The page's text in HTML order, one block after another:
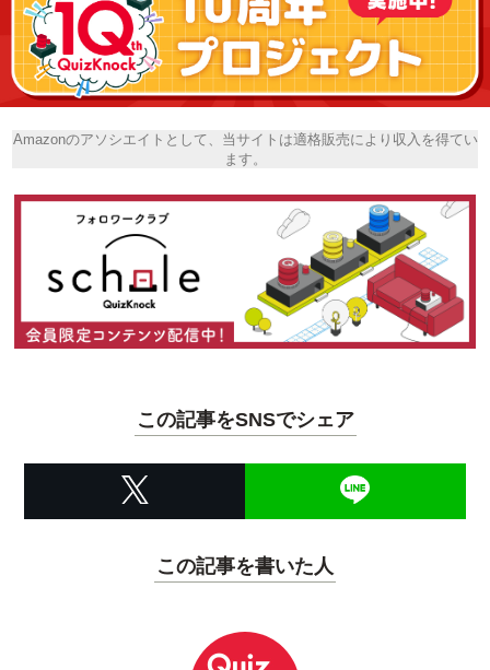
Amazonのアソシエイトとして、当サイトは適格販売により収入を得てい
ます。
この記事をSNSでシェア
この記事を書いた人